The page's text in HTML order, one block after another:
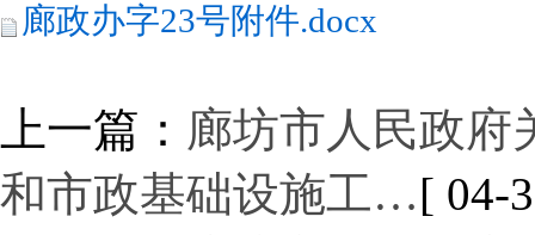
廊政办字23号附件.docx
上一篇： 廊坊市人民政府
和市政基础设施工…[ 04-